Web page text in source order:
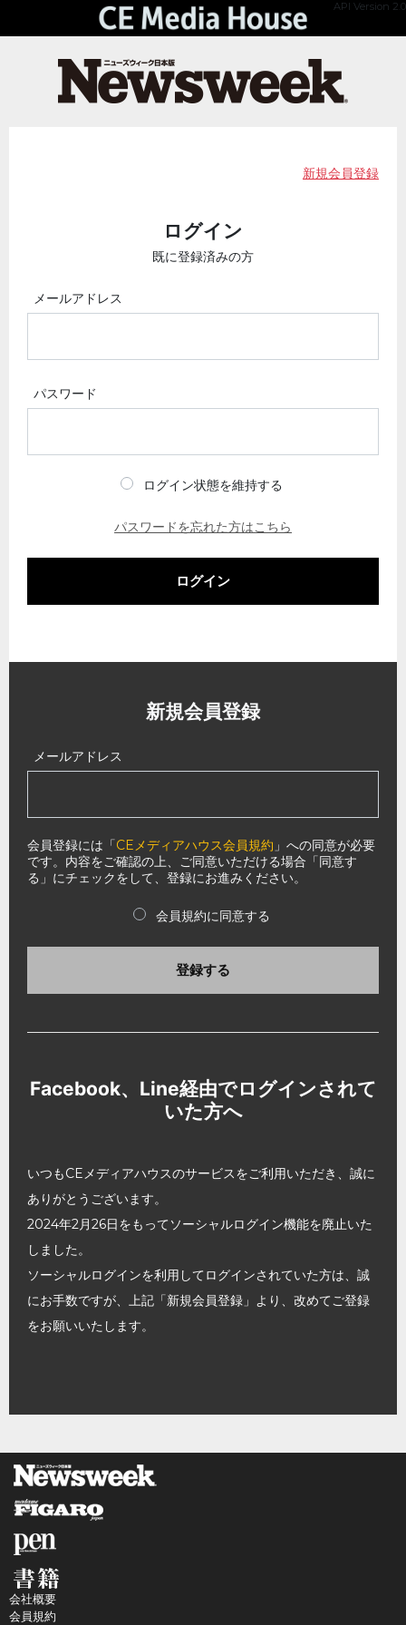
API Version 2.0
新規会員登録
ログイン
既に登録済みの方
メールアドレス
パスワード
ログイン状態を維持する
パスワードを忘れた方はこちら
ログイン
新規会員登録
メールアドレス
会員登録には「CEメディアハウス会員規約 」への同意が必要
です。内容をご確認の上、ご同意いただける場合「同意す
る」にチェックをして、登録にお進みください。
会員規約に同意する
登録する
Facebook、Line経由でログインされて
いた方へ
いつもCEメディアハウスのサービスをご利用いただき、誠に
ありがとうございます。
2024年2月26日をもってソーシャルログイン機能を廃止いた
しました。
ソーシャルログインを利用してログインされていた方は、誠
にお手数ですが、上記「新規会員登録」より、改めてご登録
をお願いいたします。
会社概要
会員規約